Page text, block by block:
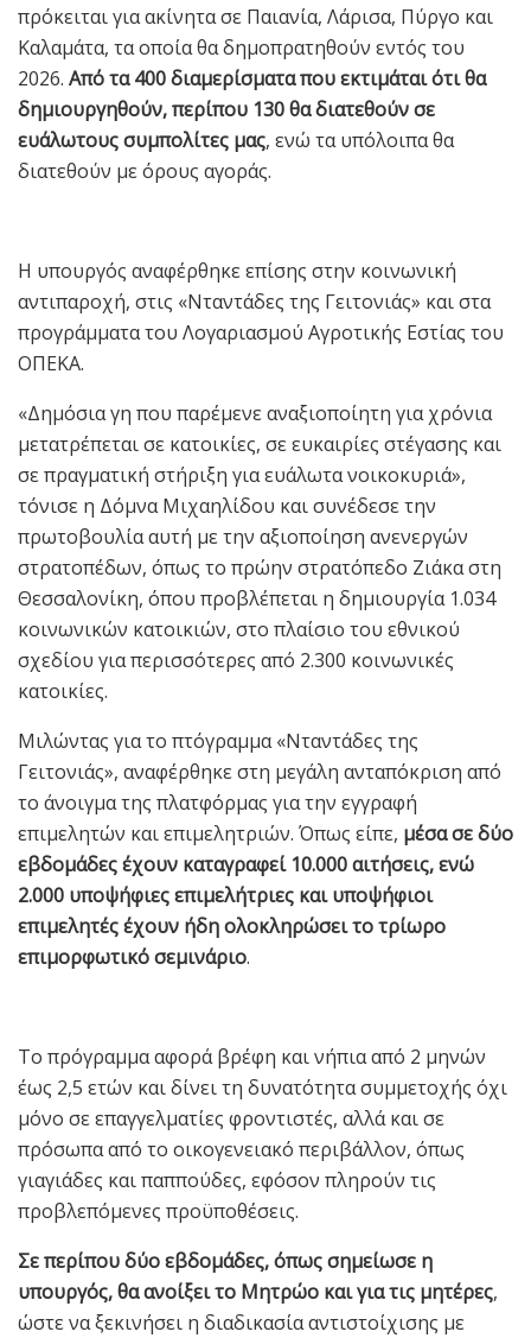
πρόκειται για ακίνητα σε Παιανία, Λάρισα, Πύργο και
Καλαμάτα, τα οποία θα δημοπρατηθούν εντός του
2026. Από τα 400 διαμερίσματα που εκτιμάται ότι θα
δημιουργηθούν, περίπου 130 θα διατεθούν σε
ευάλωτους συμπολίτες μας, ενώ τα υπόλοιπα θα
διατεθούν με όρους αγοράς.
Η υπουργός αναφέρθηκε επίσης στην κοινωνική
αντιπαροχή, στις «Νταντάδες της Γειτονιάς» και στα
προγράμματα του Λογαριασμού Αγροτικής Εστίας του
ΟΠΕΚΑ.
«Δημόσια γη που παρέμενε αναξιοποίητη για χρόνια
μετατρέπεται σε κατοικίες, σε ευκαιρίες στέγασης και
σε πραγματική στήριξη για ευάλωτα νοικοκυριά»,
τόνισε η Δόμνα Μιχαηλίδου και συνέδεσε την
πρωτοβουλία αυτή με την αξιοποίηση ανενεργών
στρατοπέδων, όπως το πρώην στρατόπεδο Ζιάκα στη
Θεσσαλονίκη, όπου προβλέπεται η δημιουργία 1.034
κοινωνικών κατοικιών, στο πλαίσιο του εθνικού
σχεδίου για περισσότερες από 2.300 κοινωνικές
κατοικίες.
Μιλώντας για το πτόγραμμα «Νταντάδες της
Γειτονιάς», αναφέρθηκε στη μεγάλη ανταπόκριση από
το άνοιγμα της πλατφόρμας για την εγγραφή
επιμελητών και επιμελητριών. Όπως είπε, μέσα σε δύο
εβδομάδες έχουν καταγραφεί 10.000 αιτήσεις, ενώ
2.000 υποψήφιες επιμελήτριες και υποψήφιοι
επιμελητές έχουν ήδη ολοκληρώσει το τρίωρο
επιμορφωτικό σεμινάριο.
Το πρόγραμμα αφορά βρέφη και νήπια από 2 μηνών
έως 2,5 ετών και δίνει τη δυνατότητα συμμετοχής όχι
μόνο σε επαγγελματίες φροντιστές, αλλά και σε
πρόσωπα από το οικογενειακό περιβάλλον, όπως
γιαγιάδες και παππούδες, εφόσον πληρούν τις
προβλεπόμενες προϋποθέσεις.
Σε περίπου δύο εβδομάδες, όπως σημείωσε η
υπουργός, θα ανοίξει το Μητρώο και για τις μητέρες,
ώστε να ξεκινήσει η διαδικασία αντιστοίχισης με